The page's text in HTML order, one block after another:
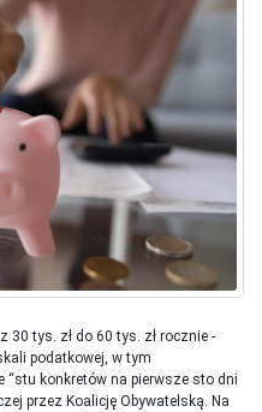
30 tys. zł do 60 tys. zł rocznie -
podatkowej, w tym
“stu konkretów na pierwsze sto dni
przez Koalicję Obywatelską. Na